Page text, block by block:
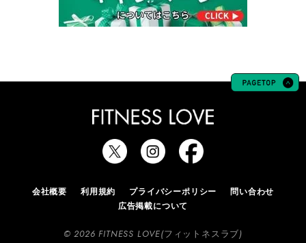
会社概要 利用規約 プライバシーポリシー
問い合わせ
広告掲載について
© 2026 FITNESS LOVE(フィットネスラブ)